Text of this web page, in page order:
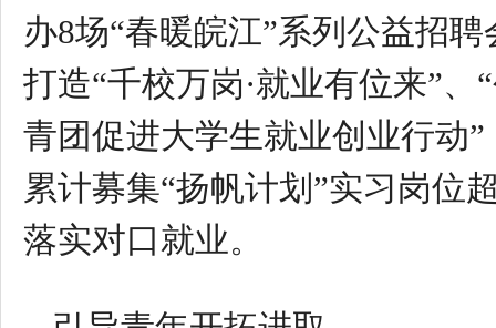
办8场“春暖皖江”系列公益招
打造“千校万岗·就业有位来”
青团促进大学生就业创业行动
累计募集“扬帆计划”实习岗位
落实对口就业。